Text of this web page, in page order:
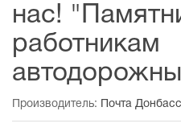
нас!
работникам
Производитель: Почта